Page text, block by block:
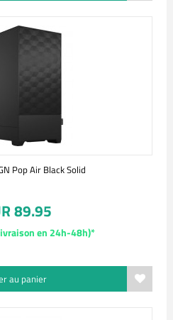
Pop Air Black Solid
89.95
en 24h-48h)*
au panier